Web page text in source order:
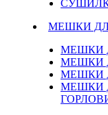
МЕШКИ
МЕШКИ
МЕШКИ
МЕШКИ
МЕШКИ